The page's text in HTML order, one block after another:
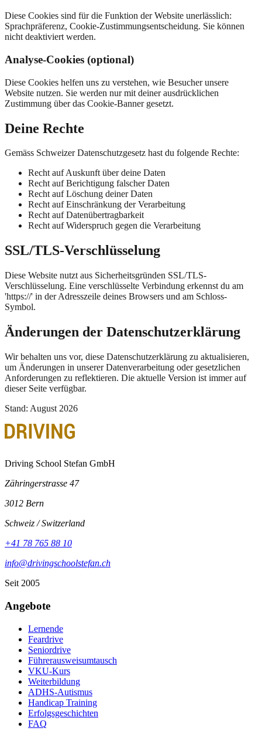
Diese Cookies sind für die Funktion der Website unerlässlich:
Sprachpräferenz, Cookie-Zustimmungsentscheidung. Sie können
nicht deaktiviert werden.
Analyse-Cookies (optional)
Diese Cookies helfen uns zu verstehen, wie Besucher unsere
Website nutzen. Sie werden nur mit deiner ausdrücklichen
Zustimmung über das Cookie-Banner gesetzt.
Deine Rechte
Gemäss Schweizer Datenschutzgesetz hast du folgende Rechte:
Recht auf Auskunft über deine Daten
Recht auf Berichtigung falscher Daten
Recht auf Löschung deiner Daten
Recht auf Einschränkung der Verarbeitung
Recht auf Datenübertragbarkeit
Recht auf Widerspruch gegen die Verarbeitung
SSL/TLS-Verschlüsselung
Diese Website nutzt aus Sicherheitsgründen SSL/TLS-
Verschlüsselung. Eine verschlüsselte Verbindung erkennst du am
'https://' in der Adresszeile deines Browsers und am Schloss-
Symbol.
Änderungen der Datenschutzerklärung
Wir behalten uns vor, diese Datenschutzerklärung zu aktualisieren,
um Änderungen in unserer Datenverarbeitung oder gesetzlichen
Anforderungen zu reflektieren. Die aktuelle Version ist immer auf
dieser Seite verfügbar.
Stand: August 2026
Driving School Stefan GmbH
Zähringerstrasse 47
3012 Bern
Schweiz / Switzerland
+41 78 765 88 10
info@drivingschoolstefan.ch
Seit 2005
Angebote
Lernende
Feardrive
Seniordrive
Führerausweisumtausch
VKU-Kurs
Weiterbildung
ADHS-Autismus
Handicap Training
Erfolgsgeschichten
FAQ